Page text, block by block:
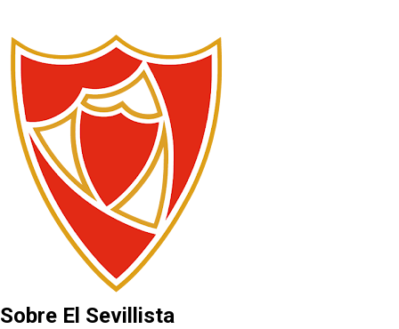
Sobre El Sevillista